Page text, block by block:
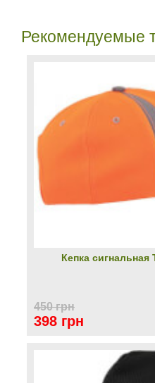
Рекомендуемые
Кепка
450 грн
398 грн